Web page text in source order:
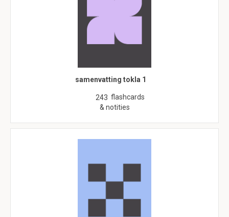
samenvatting tokla 1
243 flashcards
& notities